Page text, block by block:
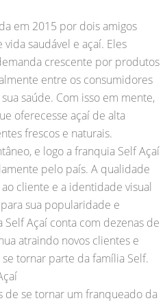
em 2015 por dois amigos
saudável e açaí. Eles
crescente por produtos
entre os consumidores
saúde. Com isso em mente,
oferecesse açaí de alta
frescos e naturais.
e logo a franquia Self Açaí
pelo país. A qualidade
cliente e a identidade visual
sua popularidade e
Açaí conta com dezenas de
atraindo novos clientes e
tornar parte da família Self.
de se tornar um franqueado da